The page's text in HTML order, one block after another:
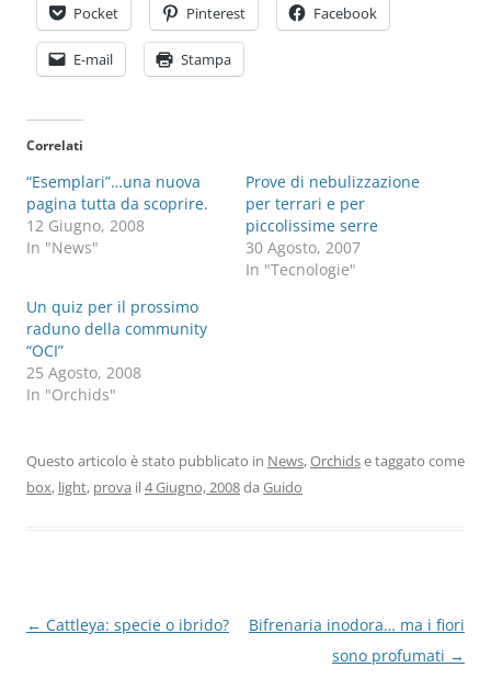
Pocket Pinterest Facebook
E-mail Stampa
Correlati
“Esemplari”…una nuova
pagina tutta da scoprire.
12 Giugno, 2008
In "News"
Prove di nebulizzazione
per terrari e per
piccolissime serre
30 Agosto, 2007
In "Tecnologie"
Un quiz per il prossimo
raduno della community
“OCI”
25 Agosto, 2008
In "Orchids"
Questo articolo è stato pubblicato in News,Orchidse taggato come
box, light, prova il4 Giugno, 2008da Guido
Navigazione
← Cattleya: specie o ibrido?
Bifrenaria inodora… ma i fiori
sono profumati →